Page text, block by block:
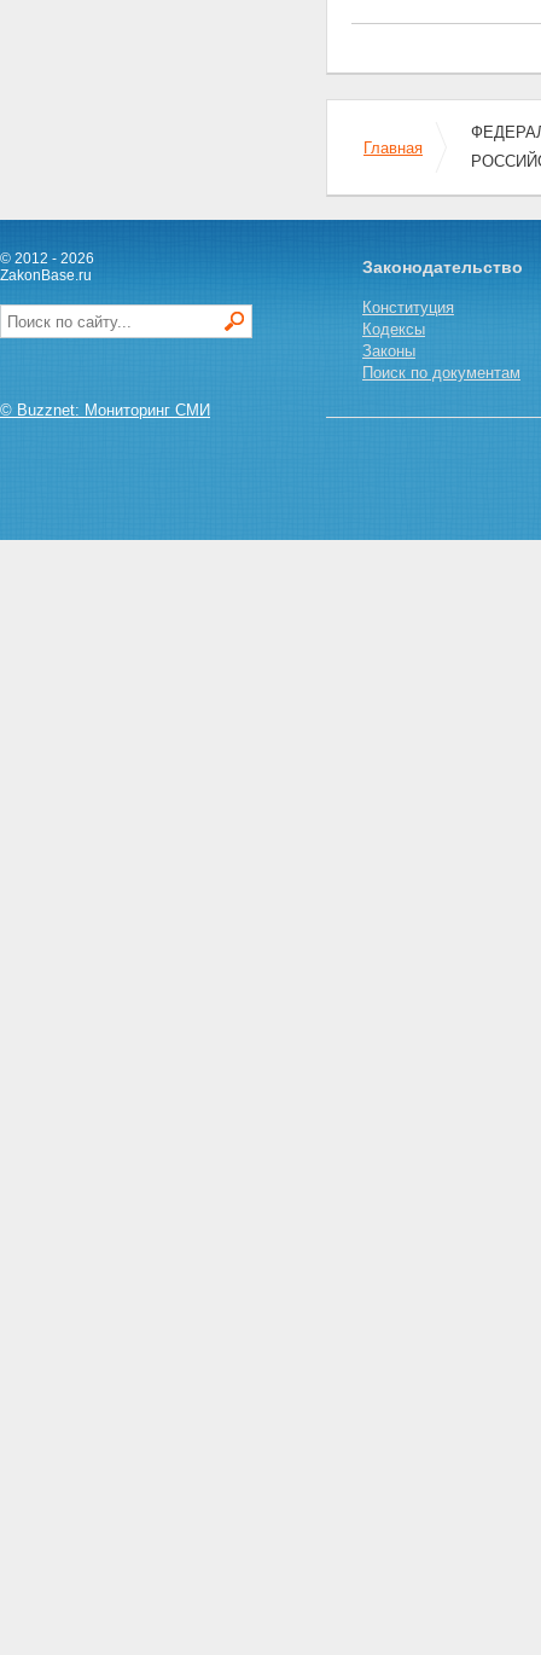
Главная
© 2012 - 2026
ZakonBase.ru
© Buzznet: Мониторинг СМИ
Законодательство
Конституция
Кодексы
Законы
Поиск по документам